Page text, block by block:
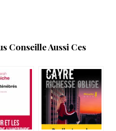
Conseille Aussi Ces